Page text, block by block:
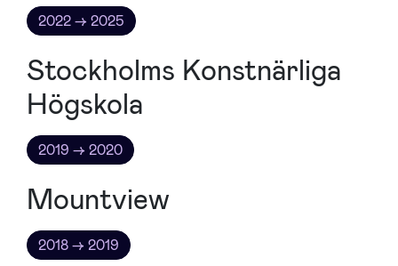
2022 → 2025
Stockholms Konstnärliga
Högskola
2019 → 2020
Mountview
2018 → 2019